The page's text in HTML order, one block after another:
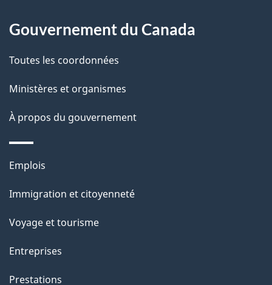
d
e
p
a
site
Gouvernement du Canada
Toutes les coordonnées
Ministères et organismes
À propos du gouvernement
Thèmes
sujets
Emplois
Immigration et citoyenneté
Voyage et tourisme
Entreprises
Prestations